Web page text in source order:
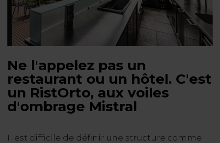
Ne l'appelez pas un
restaurant ou un hôtel. C'est
un RistOrto, aux voiles
d'ombrage Mistral
Il est difficile de définir une structure comme